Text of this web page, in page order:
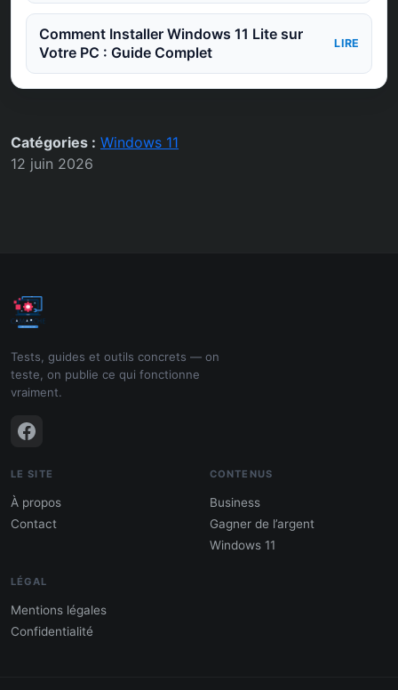
Comment Installer Windows 11 Lite sur
Votre PC : Guide Complet
LIRE
Catégories : Windows 11
12 juin 2026
Tests, guides et outils concrets — on
teste, on publie ce qui fonctionne
vraiment.
LE SITE
À propos
Contact
CONTENUS
Business
Gagner de l’argent
Windows 11
LÉGAL
Mentions légales
Confidentialité